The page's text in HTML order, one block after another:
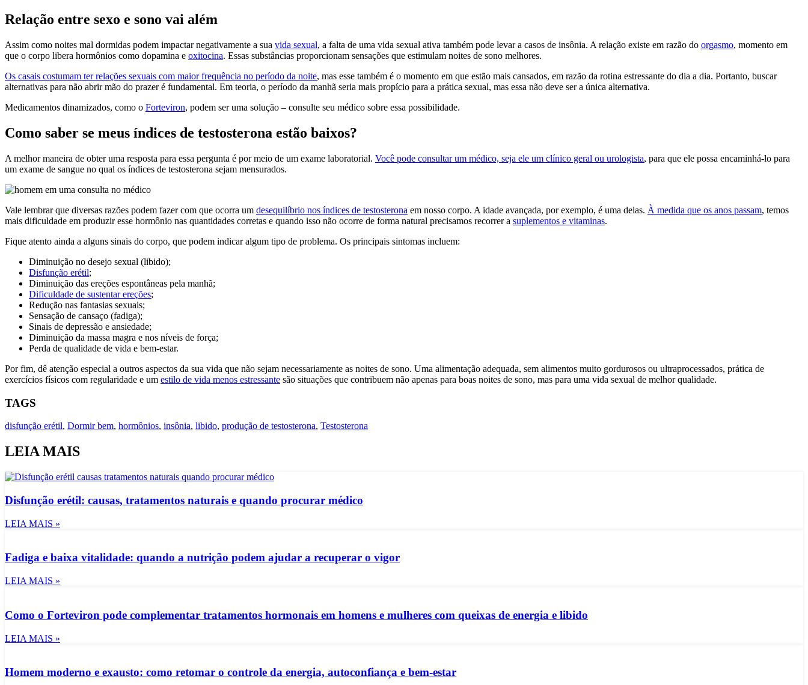
Relação entre sexo e sono vai além
Assim como noites mal dormidas podem impactar negativamente a sua vida sexual, a falta de uma vida sexual ativa também pode levar a casos de insônia. A relação existe em razão do orgasmo, momento em
que o corpo libera hormônios como dopamina e oxitocina. Essas substâncias proporcionam sensações que estimulam noites de sono melhores.
Os casais costumam ter relações sexuais com maior frequência no período da noite, mas esse também é o momento em que estão mais cansados, em razão da rotina estressante do dia a dia. Portanto, buscar
alternativas para não abrir mão do prazer é fundamental. Em teoria, o período da manhã seria mais propício para a prática sexual, mas essa não deve ser a única alternativa.
Medicamentos dinamizados, como o Forteviron, podem ser uma solução – consulte seu médico sobre essa possibilidade.
Como saber se meus índices de testosterona estão baixos?
A melhor maneira de obter uma resposta para essa pergunta é por meio de um exame laboratorial. Você pode consultar um médico, seja ele um clínico geral ou urologista, para que ele possa encaminhá-lo para
um exame de sangue no qual os índices de testosterona sejam mensurados.
Vale lembrar que diversas razões podem fazer com que ocorra um desequilíbrio nos índices de testosterona em nosso corpo. A idade avançada, por exemplo, é uma delas. À medida que os anos passam, temos
mais dificuldade em produzir esse hormônio nas quantidades corretas e quando isso não ocorre de forma natural precisamos recorrer a suplementos e vitaminas.
Fique atento ainda a alguns sinais do corpo, que podem indicar algum tipo de problema. Os principais sintomas incluem:
Diminuição no desejo sexual (libido);
Disfunção erétil;
Diminuição das ereções espontâneas pela manhã;
Dificuldade de sustentar ereções;
Redução nas fantasias sexuais;
Sensação de cansaço (fadiga);
Sinais de depressão e ansiedade;
Diminuição da massa magra e nos níveis de força;
Perda de qualidade de vida e bem-estar.
Por fim, dê atenção especial a outros aspectos da sua vida que não sejam necessariamente as noites de sono. Uma alimentação adequada, sem alimentos muito gordurosos ou ultraprocessados, prática de
exercícios físicos com regularidade e um estilo de vida menos estressante são situações que contribuem não apenas para boas noites de sono, mas para uma vida sexual de melhor qualidade.
TAGS
disfunção erétil, Dormir bem, hormônios, insônia, libido, produção de testosterona, Testosterona
LEIA MAIS
Disfunção erétil: causas, tratamentos naturais e quando procurar médico
LEIA MAIS »
Fadiga e baixa vitalidade: quando a nutrição podem ajudar a recuperar o vigor
LEIA MAIS »
Como o Forteviron pode complementar tratamentos hormonais em homens e mulheres com queixas de energia e libido
LEIA MAIS »
Homem moderno e exausto: como retomar o controle da energia, autoconfiança e bem-estar